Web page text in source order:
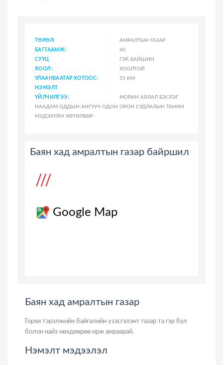
ТӨРӨЛ:
АМРАЛТЫН ГАЗАР
БАГТААМЖ:
60
СУУЦ
ГЭР, БАЙШИН
ХООЛ :
ХООЛТОЙ
УЛААНБААТАР ХОТООС:
55 КМ
НЭМЭЛТ
ҮЙЛЧИЛГЭЭ:
МОРИН АЯЛАЛ БЭСРЭГ
НААДАМ ОДДЫН АНГУУЧ ОДОН ОРОН СУДЛАЛЫН ТАНИН
МЭДЭХҮЙН ХӨТӨЛБӨР
Баян хад амралтын газар байршил
Google Map
Баян хад амралтын газар
Горхи тэрэлжийн байгалийн үзэсгэлэнт газар та гэр бүл
болон найз нөхдөөрөө ирж амраарай.
Нэмэлт мэдээлэл